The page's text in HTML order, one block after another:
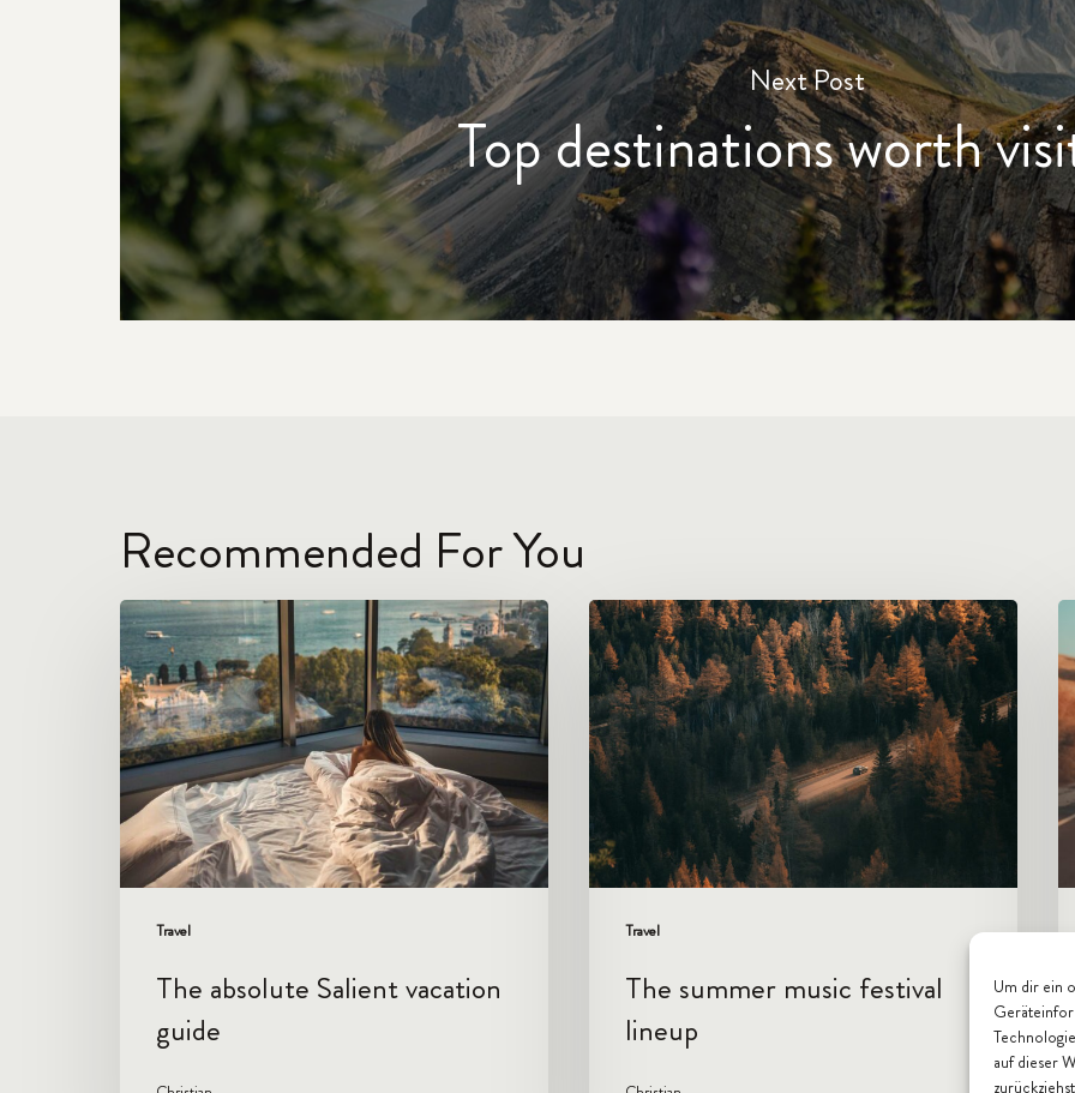
Um dir ein
auf dieser
Next Post
Top destinations worth
Recommended For You
Travel
The
absolute
Salient
vacation
guide
The absolute Salient vacation
guide
Travel
The
summer
music
festival
lineup
The summer music festival
lineup
of
to